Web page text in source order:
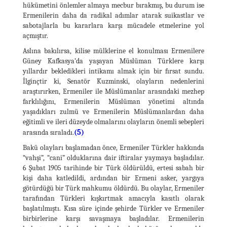
hükümetini önlemler almaya mecbur bırakmış, bu durum ise
Ermenilerin daha da radikal adımlar atarak suikastlar ve
sabotajlarla bu kararlara karşı mücadele etmelerine yol
açmıştır.
Aslına bakılırsa, kilise mülklerine el konulması Ermenilere
Güney Kafkasya’da yaşayan Müslüman Türklere karşı
yıllardır bekledikleri intikamı almak için bir fırsat sundu.
İlginçtir ki, Senatör Kuzminski, olayların nedenlerini
araştırırken, Ermeniler ile Müslümanlar arasındaki mezhep
farklılığını, Ermenilerin Müslüman yönetimi altında
yaşadıkları zulmü ve Ermenilerin Müslümanlardan daha
eğitimli ve ileri düzeyde olmalarını olayların önemli sebepleri
arasında sıraladı.(5)
Bakü olayları başlamadan önce, Ermeniler Türkler hakkında
“vahşi”, “cani” olduklarına dair iftiralar yaymaya başladılar.
6 Şubat 1905 tarihinde bir Türk öldürüldü, ertesi sabah bir
kişi daha katledildi, ardından bir Ermeni asker, yargıya
götürdüğü bir Türk mahkumu öldürdü. Bu olaylar, Ermeniler
tarafından Türkleri kışkırtmak amacıyla kasıtlı olarak
başlatılmıştı. Kısa süre içinde şehirde Türkler ve Ermeniler
birbirlerine karşı savaşmaya başladılar. Ermenilerin